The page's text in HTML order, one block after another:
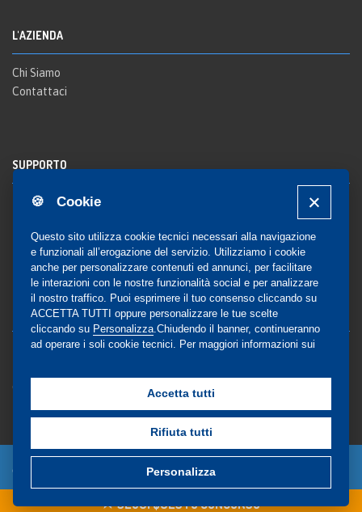
🍪 Cookie
Questo sito utilizza cookie tecnici necessari alla navigazione
e funzionali all’erogazione del servizio. Utilizziamo i cookie
anche per personalizzare contenuti ed annunci, per facilitare
le interazioni con le nostre funzionalità social e per analizzare
il nostro traffico. Puoi esprimere il tuo consenso cliccando su
ACCETTA TUTTI oppure personalizzare le tue scelte
cliccando su Personalizza .Chiudendo il banner, continueranno
ad operare i soli cookie tecnici. Per maggiori informazioni sui
Accetta tutti
Rifiuta tutti
Personalizza
SEGUI QUESTO CONCORSO
L'AZIENDA
Chi Siamo
Contattaci
SUPPORTO
Registrazione al sito
Notifica
COMMUNITY
Blog e Canali social
Gestione Consensi
© Copyright 2024 - EdiSES Edizioni srl - P.IVA
09029561215